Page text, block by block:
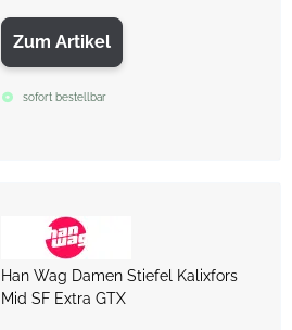
Zum Artikel
sofort bestellbar
Han Wag Damen Stiefel Kalixfors
Mid SF Extra GTX